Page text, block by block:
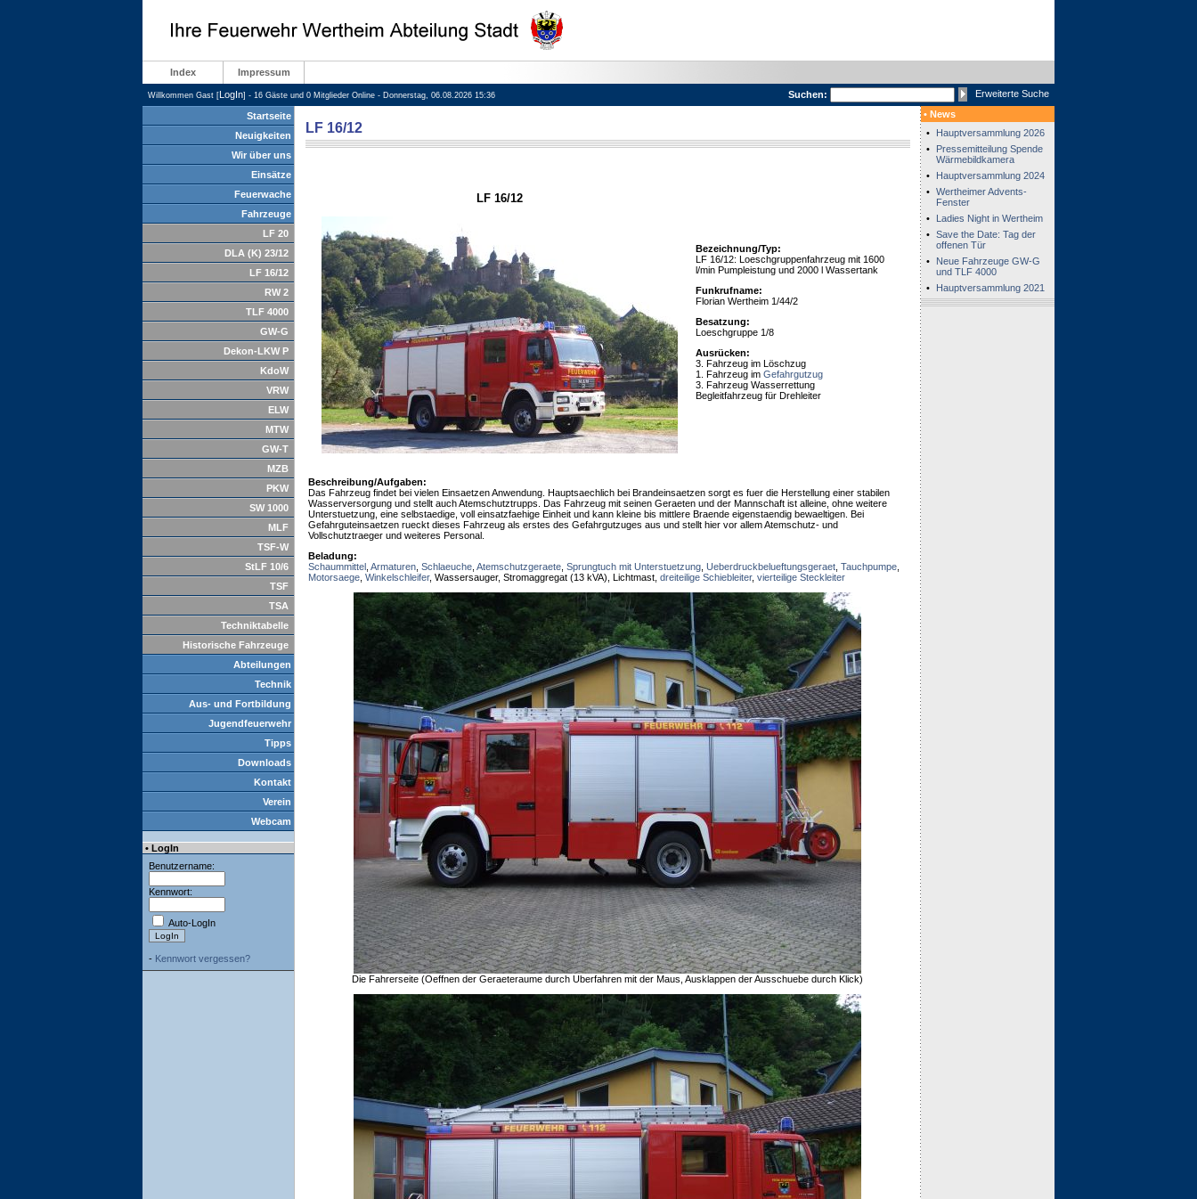
Index Impressum
Willkommen Gast [LogIn] - 16 Gäste und 0 Mitglieder Online - Donnerstag, 06.08.2026 15:36 Suchen: Erweiterte Suche
Startseite
Neuigkeiten
Wir über uns
Einsätze
Feuerwache
Fahrzeuge
LF 20
DLA (K) 23/12
LF 16/12
RW 2
TLF 4000
GW-G
Dekon-LKW P
KdoW
VRW
ELW
MTW
GW-T
MZB
PKW
SW 1000
MLF
TSF-W
StLF 10/6
TSF
TSA
Techniktabelle
Historische Fahrzeuge
Abteilungen
Technik
Aus- und Fortbildung
Jugendfeuerwehr
Tipps
Downloads
Kontakt
Verein
Webcam
• LogIn
Benutzername:
Kennwort:
Auto-LogIn
- Kennwort vergessen?
LF 16/12
LF 16/12
Bezeichnung/Typ:
LF 16/12: Loeschgruppenfahrzeug mit 1600
l/min Pumpleistung und 2000 l Wassertank
Funkrufname:
Florian Wertheim 1/44/2
Besatzung:
Loeschgruppe 1/8
Ausrücken:
3. Fahrzeug im Löschzug
1. Fahrzeug im Gefahrgutzug
3. Fahrzeug Wasserrettung
Begleitfahrzeug für Drehleiter
Beschreibung/Aufgaben:
Das Fahrzeug findet bei vielen Einsaetzen Anwendung. Hauptsaechlich bei Brandeinsaetzen sorgt es fuer die Herstellung einer stabilen
Wasserversorgung und stellt auch Atemschutztrupps. Das Fahrzeug mit seinen Geraeten und der Mannschaft ist alleine, ohne weitere
Unterstuetzung, eine selbstaedige, voll einsatzfaehige Einheit und kann kleine bis mittlere Braende eigenstaendig bewaeltigen. Bei
Gefahrguteinsaetzen rueckt dieses Fahrzeug als erstes des Gefahrgutzuges aus und stellt hier vor allem Atemschutz- und
Vollschutztraeger und weiteres Personal.
Beladung:
Schaummittel, Armaturen, Schlaeuche, Atemschutzgeraete, Sprungtuch mit Unterstuetzung, Ueberdruckbelueftungsgeraet, Tauchpumpe,
Motorsaege, Winkelschleifer, Wassersauger, Stromaggregat (13 kVA), Lichtmast, dreiteilige Schiebleiter, vierteilige Steckleiter
Die Fahrerseite (Oeffnen der Geraeteraume durch Uberfahren mit der Maus, Ausklappen der Ausschuebe durch Klick)
• News
•
Hauptversammlung 2026
•
Pressemitteilung Spende
Wärmebildkamera
•
Hauptversammlung 2024
• Wertheimer Advents-
Fenster
•
Ladies Night in Wertheim
• Save the Date: Tag der
offenen Tür
•
Neue Fahrzeuge GW-G
und TLF 4000
•
Hauptversammlung 2021